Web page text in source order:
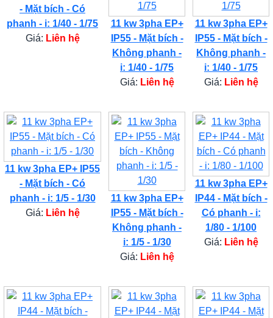
- Mặt bích - Có
phanh - i: 1/40 - 1/75
Giá: Liên hệ
11 kw 3pha EP+
IP55 - Mặt bích -
Không phanh -
i: 1/40 - 1/75
Giá: Liên hệ
11 kw 3pha EP+
IP55 - Mặt bích -
Không phanh -
i: 1/40 - 1/75
Giá: Liên hệ
11 kw 3pha EP+ IP55
- Mặt bích - Có
phanh - i: 1/5 - 1/30
Giá: Liên hệ
11 kw 3pha EP+
IP55 - Mặt bích -
Không phanh -
i: 1/5 - 1/30
Giá: Liên hệ
11 kw 3pha EP+
IP44 - Mặt bích -
Có phanh - i:
1/80 - 1/100
Giá: Liên hệ